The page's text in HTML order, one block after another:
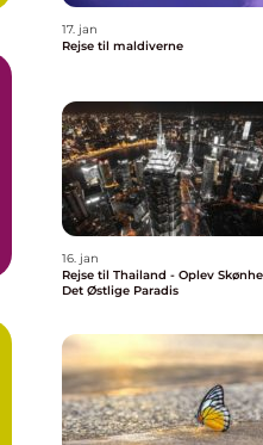
17. jan
Rejse til maldiverne
16. jan
Rejse til Thailand - Oplev
Det Østlige Paradis